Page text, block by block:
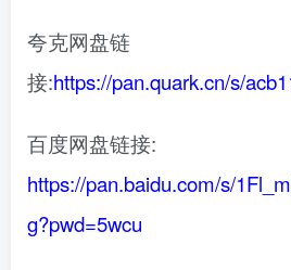
夸克网盘链
接:https://pan.quark.cn/s/
百度网盘链接:
https://pan.baidu.com/s/
g?pwd=5wcu